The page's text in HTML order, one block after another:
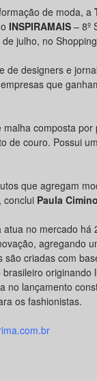
de moda, a
INSPIRAMAIS – 8º
julho, no
de designers e
que
composta por
de couro. Possui
que agregam
conclui Paula Cimino
no mercado há
agregando
criadas com
originando
no lançamento
os fashionistas.